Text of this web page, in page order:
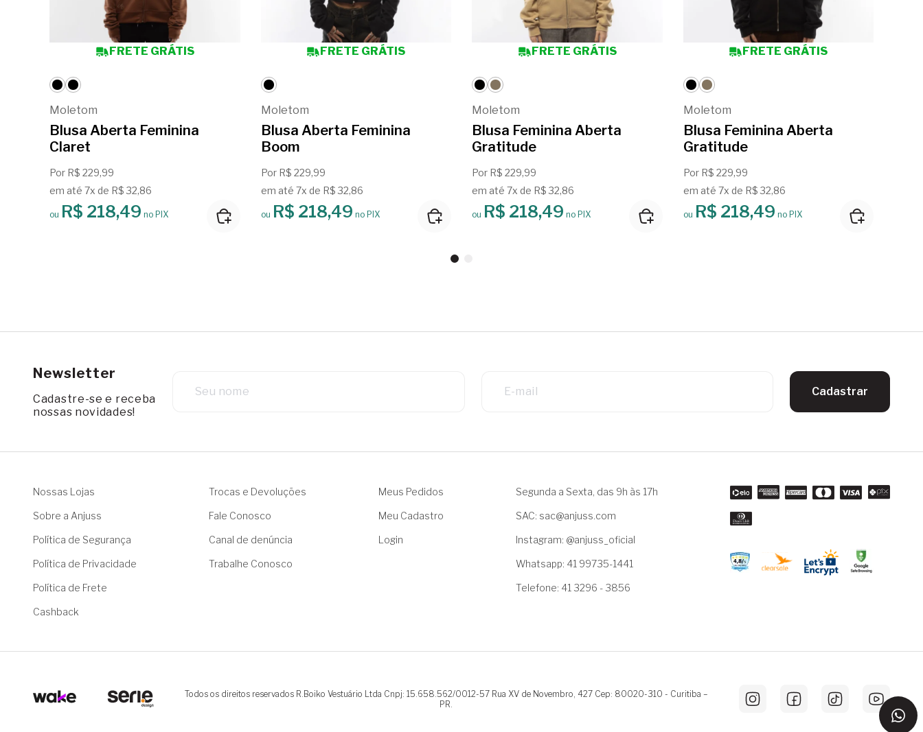
FRETE GRÁTIS
Moletom
Blusa Aberta Feminina
Claret
Por R$ 229,99
em até 7x de R$ 32,86
ou R$ 218,49 no PIX
FRETE GRÁTIS
Moletom
Blusa Aberta Feminina
Boom
Por R$ 229,99
em até 7x de R$ 32,86
ou R$ 218,49 no PIX
FRETE GRÁTIS
Moletom
Blusa Feminina Aberta
Gratitude
Por R$ 229,99
em até 7x de R$ 32,86
ou R$ 218,49 no PIX
FRETE GRÁTIS
Moletom
Blusa Feminina Aberta
Gratitude
Por R$ 229,99
em até 7x de R$ 32,86
ou R$ 218,49 no PIX
Newsletter
Cadastre-se e receba
nossas novidades!
Cadastrar
Nossas Lojas
Sobre a Anjuss
Política de Segurança
Política de Privacidade
Política de Frete
Cashback
Trocas e Devoluções
Fale Conosco
Canal de denúncia
Trabalhe Conosco
Meus Pedidos
Meu Cadastro
Login
Segunda a Sexta, das 9h às 17h
SAC: sac@anjuss.com
Instagram: @anjuss_oficial
Whatsapp: 41 99735-1441
Telefone: 41 3296 - 3856
Todos os direitos reservados R.Boiko Vestuário Ltda Cnpj: 15.658.562/0012-57 Rua XV de Novembro, 427 Cep: 80020-310 - Curitiba –
PR.